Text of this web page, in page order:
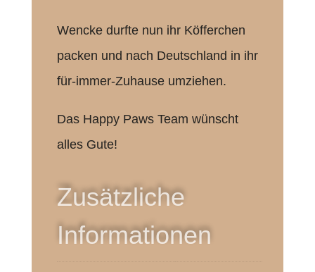
Wencke durfte nun ihr Köfferchen
packen und nach Deutschland in ihr
für-immer-Zuhause umziehen.
Das Happy Paws Team wünscht
alles Gute!
Zusätzliche
Informationen